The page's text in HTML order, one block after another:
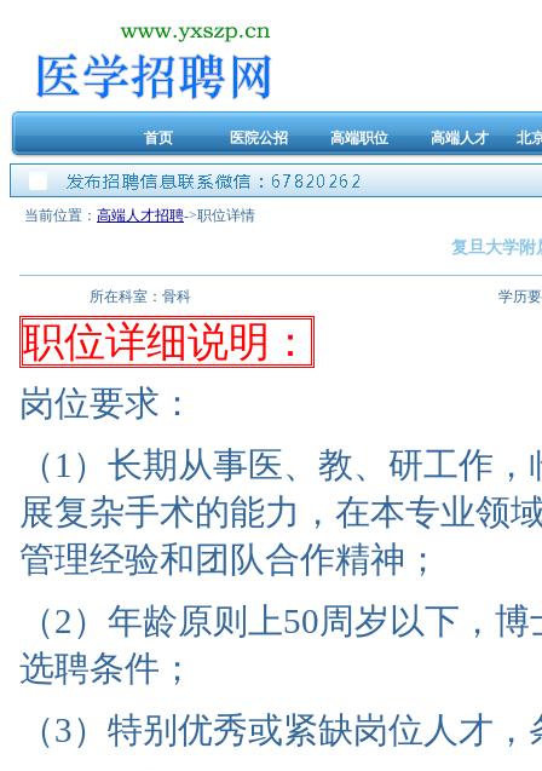
首页 医院公招 高端职位 高端人才 北
当前位置： 高端人才招聘->职位详情
复旦大学
所在科室： 骨科 学历
职位详细说明：
岗位要求：
（1）长期从事医、教、研工作
展复杂手术的能力，在本专业领
管理经验和团队合作精神；
（2）年龄原则上50周岁以下，
选聘条件；
（3）特别优秀或紧缺岗位人才